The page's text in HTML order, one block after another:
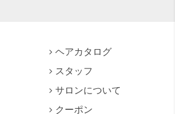
ヘアカタログ
スタッフ
サロンについて
クーポン